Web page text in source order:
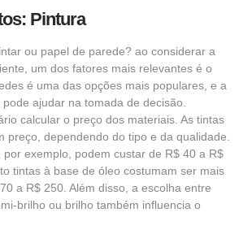
Pintura
ou papel de parede? ao considerar a
um dos fatores mais relevantes é o
é uma das opções mais populares, e a
ajudar na tomada de decisão.
calcular o preço dos materiais. As tintas
preço, dependendo do tipo e da qualidade.
exemplo, podem custar de R$ 40 a R$
tintas à base de óleo costumam ser mais
a R$ 250. Além disso, a escolha entre
brilho ou brilho também influencia o